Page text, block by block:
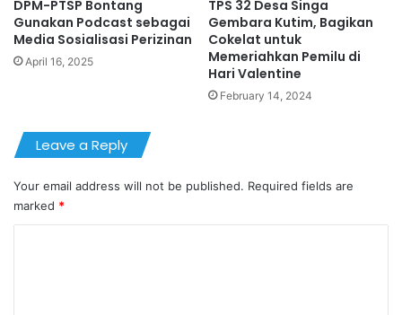
DPM-PTSP Bontang
Gunakan Podcast sebagai
Media Sosialisasi Perizinan
April 16, 2025
TPS 32 Desa Singa
Gembara Kutim, Bagikan
Cokelat untuk
Memeriahkan Pemilu di
Hari Valentine
February 14, 2024
Leave a Reply
Your email address will not be published. Required fields are
marked *